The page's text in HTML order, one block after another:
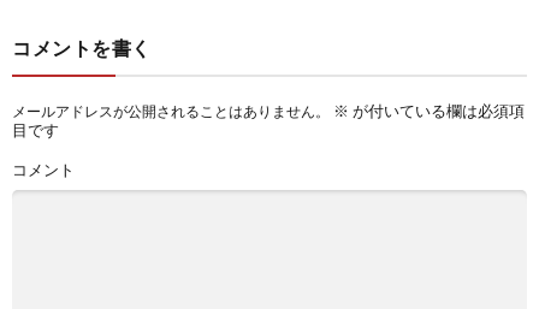
コメントを書く
メールアドレスが公開されることはありません。 ※ が付いている欄は必須項
目です
コメント